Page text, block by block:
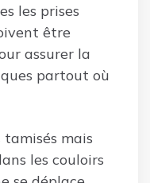
les prises
être
assurer la
partout où
mais
les couloirs